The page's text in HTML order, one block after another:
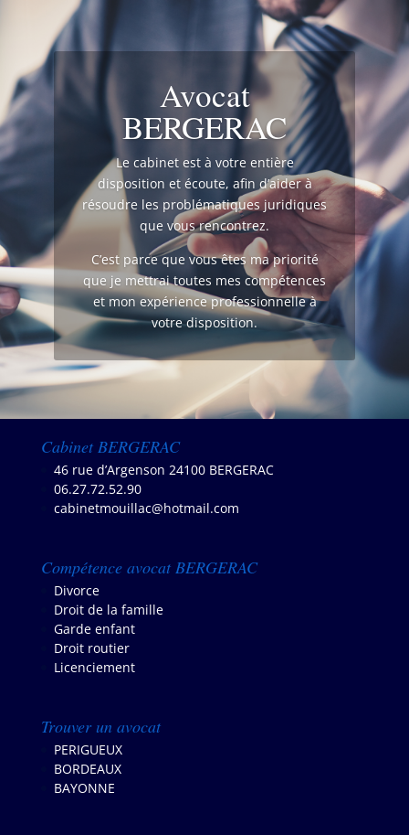
Avocat
BERGERAC
Le cabinet est à votre entière
disposition et écoute, afin d’aider à
résoudre les problématiques juridiques
que vous rencontrez.
C’est parce que vous êtes ma priorité
que je mettrai toutes mes compétences
et mon expérience professionnelle à
votre disposition.
Cabinet BERGERAC
46 rue d’Argenson 24100 BERGERAC
06.27.72.52.90
cabinetmouillac@hotmail.com
Compétence avocat BERGERAC
Divorce
Droit de la famille
Garde enfant
Droit routier
Licenciement
Trouver un avocat
PERIGUEUX
BORDEAUX
BAYONNE